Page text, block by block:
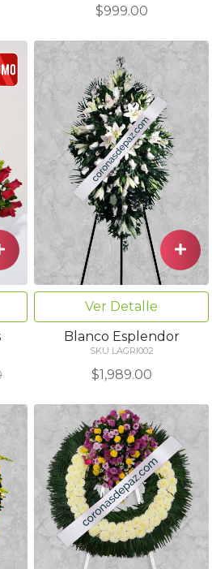
$999.00
Ver Detalle
Blanco Esplendor
SKU LAGRI002
$1,989.00